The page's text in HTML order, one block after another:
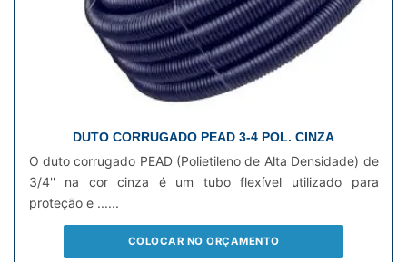
DUTO CORRUGADO PEAD 3-4 POL. CINZA
O duto corrugado PEAD (Polietileno de Alta Densidade) de
3/4'' na cor cinza é um tubo flexível utilizado para
proteção e ......
COLOCAR NO ORÇAMENTO